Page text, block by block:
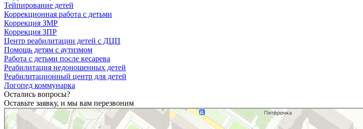
Тейпирование детей
Коррекционная работа с детьми
Коррекция ЗМР
Коррекция ЗПР
Центр реабилитации детей с ДЦП
Помощь детям с аутизмом
Работа с детьми после кесарева
Реабилитация недоношенных детей
Реабилитационный центр для детей
Логопед коммунарка
Остались вопросы?
Оставьте заявку, и мы вам перезвоним
Ступеньки
Медицинская реабилитация в Москве
Детская поликлиника в Москве